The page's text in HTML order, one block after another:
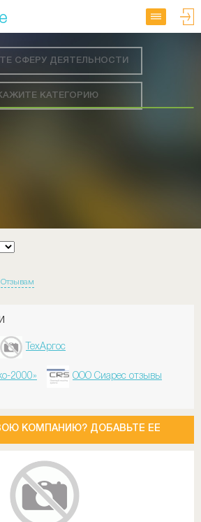
СФЕРУ ДЕЯТЕЛЬНОСТИ
КАТЕГОРИЮ
Отзывам
ТехАргос
2000» ООО Сиарес отзывы
КОМПАНИЮ? ДОБАВЬТЕ ЕЕ